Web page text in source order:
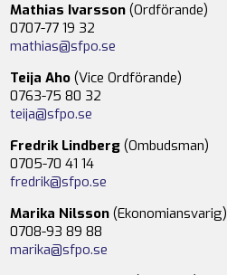
Mathias Ivarsson (Ordförande)
0707-77 19 32
mathias@sfpo.se
Teija Aho (Vice Ordförande)
0763-75 80 32
teija@sfpo.se
Fredrik Lindberg (Ombudsman)
0705-70 41 14
fredrik@sfpo.se
Marika Nilsson (Ekonomiansvarig)
0708-93 89 88
marika@sfpo.se